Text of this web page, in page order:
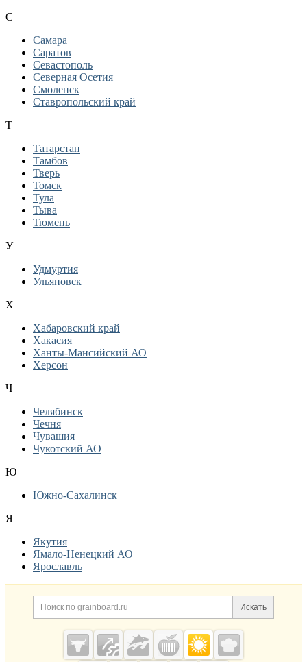
С
Самара
Саратов
Севастополь
Северная Осетия
Смоленск
Ставропольский край
Т
Татарстан
Тамбов
Тверь
Томск
Тула
Тыва
Тюмень
У
Удмуртия
Ульяновск
Х
Хабаровский край
Хакасия
Ханты-Мансийский АО
Херсон
Ч
Челябинск
Чечня
Чувашия
Чукотский АО
Ю
Южно-Сахалинск
Я
Якутия
Ямало-Ненецкий АО
Ярославль
Дополнительная информация
Поиск по сайту и
Искать
Cсылки на полезные проекты